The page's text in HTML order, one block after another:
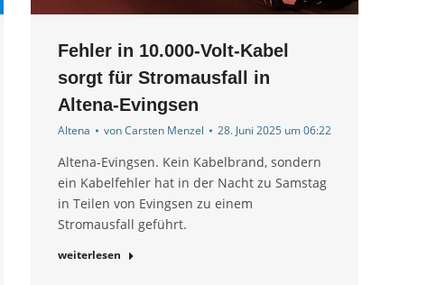
Fehler in 10.000-Volt-Kabel
sorgt für Stromausfall in
Altena-Evingsen
Altena vonCarsten Menzel 28. Juni 2025 um 06:22
Altena-Evingsen. Kein Kabelbrand, sondern
ein Kabelfehler hat in der Nacht zu Samstag
in Teilen von Evingsen zu einem
Stromausfall geführt.
weiterlesen